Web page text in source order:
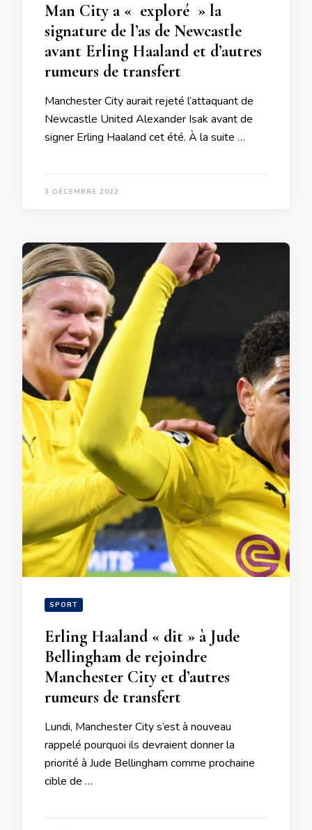
Man City a « exploré » la
signature de l’as de Newcastle
avant Erling Haaland et d’autres
rumeurs de transfert
Manchester City aurait rejeté l’attaquant de
Newcastle United Alexander Isak avant de
signer Erling Haaland cet été. À la suite …
3 DÉCEMBRE 2022
SPORT
Erling Haaland « dit » à Jude
Bellingham de rejoindre
Manchester City et d’autres
rumeurs de transfert
Lundi, Manchester City s’est à nouveau
rappelé pourquoi ils devraient donner la
priorité à Jude Bellingham comme prochaine
cible de …